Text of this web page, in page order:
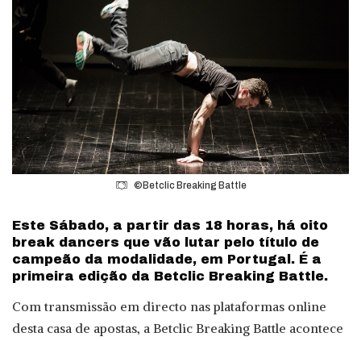
©Betclic Breaking Battle
Este Sábado, a partir das 18 horas, há oito
break dancers que vão lutar pelo título de
campeão da modalidade, em Portugal. É a
primeira edição da Betclic Breaking Battle.
Com transmissão em directo nas plataformas online
desta casa de apostas, a Betclic Breaking Battle acontece